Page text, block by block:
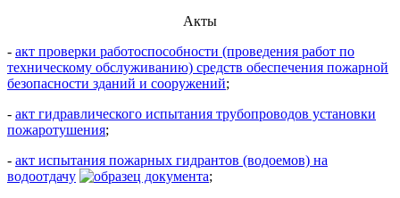
Акты
- акт проверки работоспособности (проведения работ по
техническому обслуживанию) средств обеспечения пожарной
безопасности зданий и сооружений;
- акт гидравлического испытания трубопроводов установки
пожаротушения;
- акт испытания пожарных гидрантов (водоемов) на
водоотдачу
;